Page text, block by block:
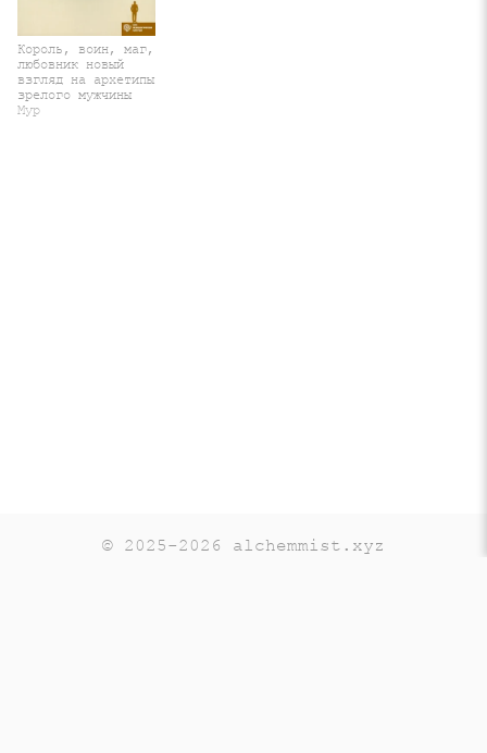
Король, воин, маг,
любовник новый
взгляд на архетипы
зрелого мужчины
Мур
© 2025-2026 alchemmist.xyz